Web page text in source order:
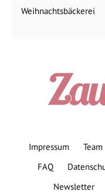
Weihnachtsbäckerei
Impressum Team
FAQ
Newsletter